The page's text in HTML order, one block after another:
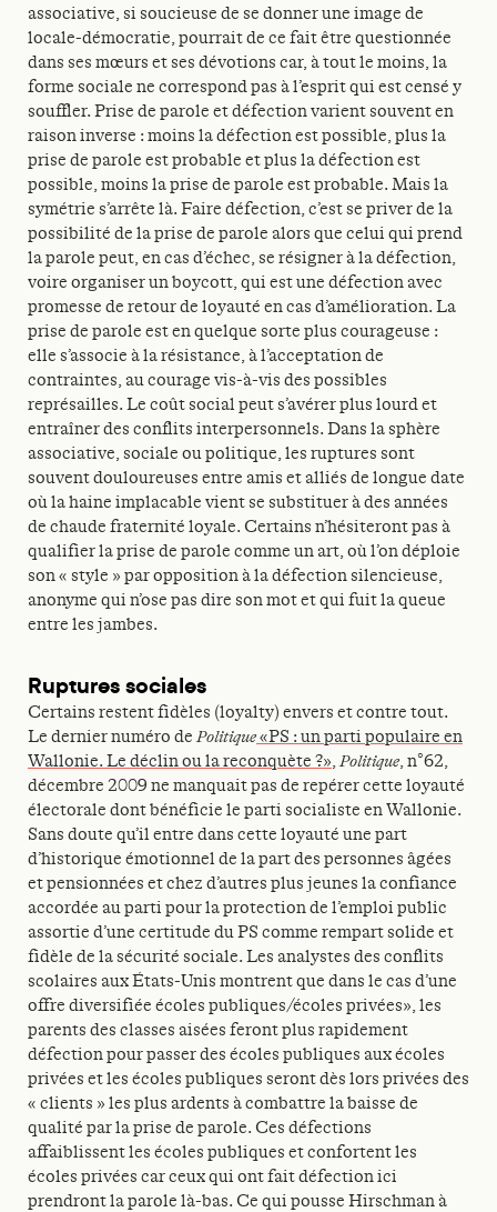
associative, si soucieuse de se donner une image de
locale-démocratie, pourrait de ce fait être questionnée
dans ses mœurs et ses dévotions car, à tout le moins, la
forme sociale ne correspond pas à l’esprit qui est censé y
souffler. Prise de parole et défection varient souvent en
raison inverse : moins la défection est possible, plus la
prise de parole est probable et plus la défection est
possible, moins la prise de parole est probable. Mais la
symétrie s’arrête là. Faire défection, c’est se priver de la
possibilité de la prise de parole alors que celui qui prend
la parole peut, en cas d’échec, se résigner à la défection,
voire organiser un boycott, qui est une défection avec
promesse de retour de loyauté en cas d’amélioration. La
prise de parole est en quelque sorte plus courageuse :
elle s’associe à la résistance, à l’acceptation de
contraintes, au courage vis-à-vis des possibles
représailles. Le coût social peut s’avérer plus lourd et
entraîner des conflits interpersonnels. Dans la sphère
associative, sociale ou politique, les ruptures sont
souvent douloureuses entre amis et alliés de longue date
où la haine implacable vient se substituer à des années
de chaude fraternité loyale. Certains n’hésiteront pas à
qualifier la prise de parole comme un art, où l’on déploie
son « style » par opposition à la défection silencieuse,
anonyme qui n’ose pas dire son mot et qui fuit la queue
entre les jambes.
Ruptures sociales
Certains restent fidèles (loyalty) envers et contre tout.
Le dernier numéro dePolitique«PS : un parti populaire en
Wallonie. Le déclin ou la reconquète ?»,Politique, n°62,
décembre 2009 ne manquait pas de repérer cette loyauté
électorale dont bénéficie le parti socialiste en Wallonie.
Sans doute qu’il entre dans cette loyauté une part
d’historique émotionnel de la part des personnes âgées
et pensionnées et chez d’autres plus jeunes la confiance
accordée au parti pour la protection de l’emploi public
assortie d’une certitude du PS comme rempart solide et
fidèle de la sécurité sociale. Les analystes des conflits
scolaires aux États-Unis montrent que dans le cas d’une
offre diversifiée écoles publiques/écoles privées», les
parents des classes aisées feront plus rapidement
défection pour passer des écoles publiques aux écoles
privées et les écoles publiques seront dès lors privées des
« clients » les plus ardents à combattre la baisse de
qualité par la prise de parole. Ces défections
affaiblissent les écoles publiques et confortent les
écoles privées car ceux qui ont fait défection ici
prendront la parole là-bas. Ce qui pousse Hirschman à